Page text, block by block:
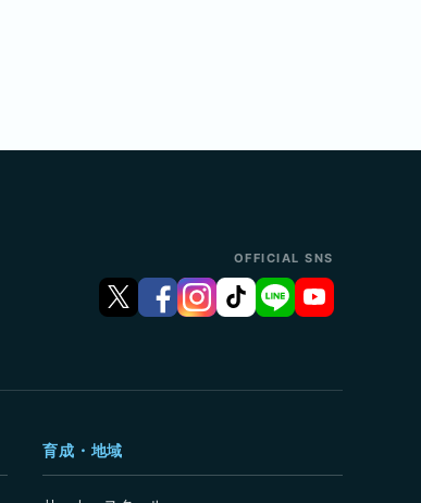
OFFICIAL SNS
育成・地域